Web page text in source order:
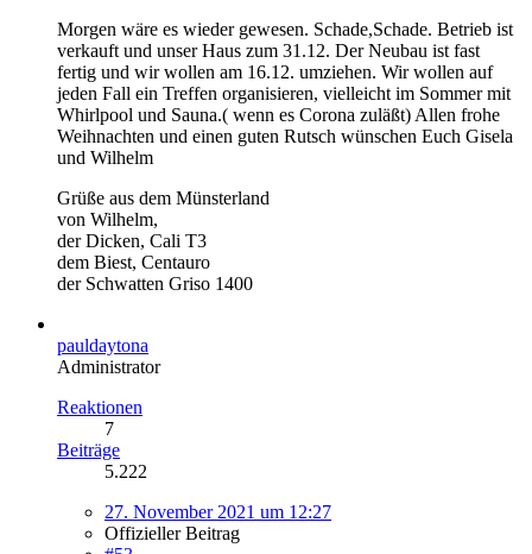
Morgen wäre es wieder gewesen. Schade,Schade. Betrieb ist
verkauft und unser Haus zum 31.12. Der Neubau ist fast
fertig und wir wollen am 16.12. umziehen. Wir wollen auf
jeden Fall ein Treffen organisieren, vielleicht im Sommer mit
Whirlpool und Sauna.( wenn es Corona zuläßt) Allen frohe
Weihnachten und einen guten Rutsch wünschen Euch Gisela
und Wilhelm
Grüße aus dem Münsterland
von Wilhelm,
der Dicken, Cali T3
dem Biest, Centauro
der Schwatten Griso 1400
pauldaytona
Administrator
Reaktionen
7
Beiträge
5.222
27. November 2021 um 12:27
Offizieller Beitrag